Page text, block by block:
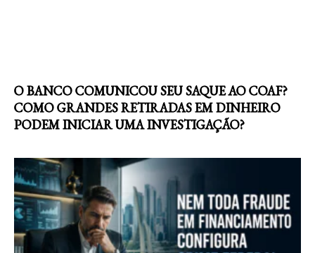
O BANCO COMUNICOU SEU SAQUE AO COAF?
COMO GRANDES RETIRADAS EM DINHEIRO
PODEM INICIAR UMA INVESTIGAÇÃO?